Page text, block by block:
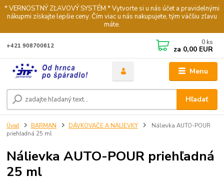
* VERNOSTNÝ ZĽAVOVÝ SYSTÉM * Vytvorte si u nás účet a pravidelnými
nákupmi získajte lepšie ceny. Čím viac u nás nakupujete, tým väčšiu zľavu
máte.
Menu
Hľadať
+421 908700612 0 ks
za 0,00 EUR
Úvod BARMAN DÁVKOVAČE A NÁLIEVKY
Nálievka AUTO-POUR
priehľadná 25 ml
Nálievka AUTO-POUR priehľadná
25 ml